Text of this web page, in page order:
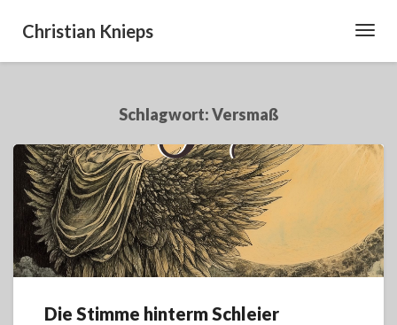
Christian Knieps
Schlagwort:Versmaß
Die
Die Stimme hinterm Schleier